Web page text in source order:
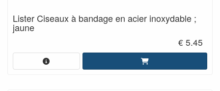
Lister Ciseaux à bandage en acier inoxydable ;
jaune
€ 5.45